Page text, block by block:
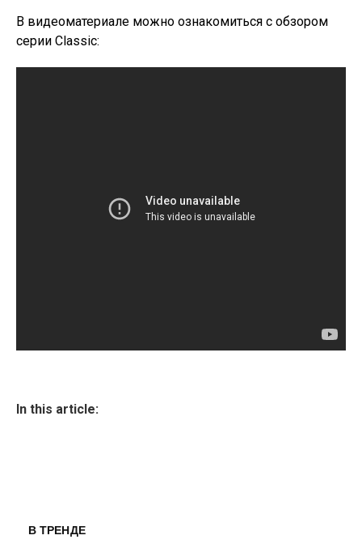
В видеоматериале можно ознакомиться с обзором
серии Classic:
In this article:
В ТРЕНДЕ